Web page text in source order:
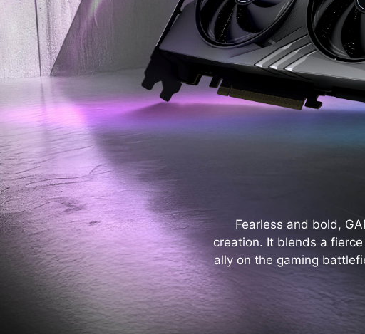
Fearless and bold,
creation. It blends a
ally on the gaming